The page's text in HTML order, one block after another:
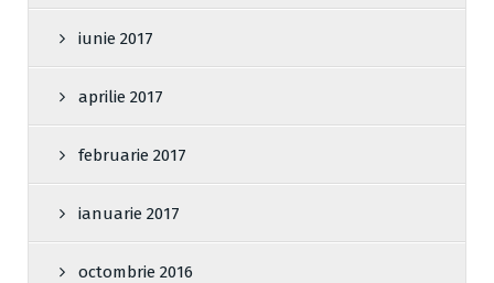
iunie 2017
aprilie 2017
februarie 2017
ianuarie 2017
octombrie 2016